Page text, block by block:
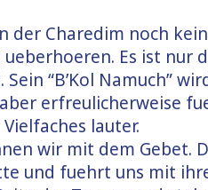
der Charedim noch
Es ist nur
“B’Kol Namuch”
erfreulicherweise
lauter.
wir mit dem Gebet.
und fuehrt uns mit